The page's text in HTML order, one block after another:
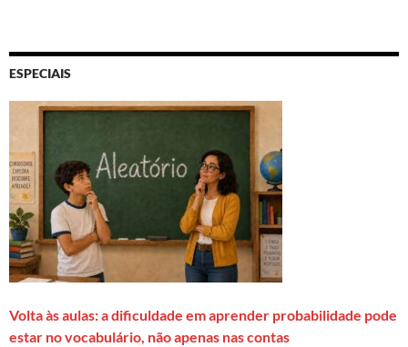
ESPECIAIS
Volta às aulas: a dificuldade em aprender probabilidade pode
estar no vocabulário, não apenas nas contas